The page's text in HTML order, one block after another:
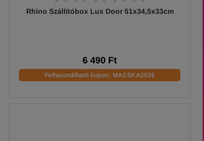
Rhino Szállítóbox Lux Door 51x34,5x33cm
6 490 Ft
Felhasználható kupon: MACSKA2026